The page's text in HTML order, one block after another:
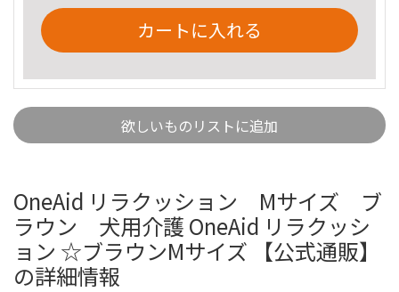
カートに入れる
欲しいものリストに追加
OneAid リラクッション Mサイズ ブ
ラウン 犬用介護 OneAid リラクッシ
ョン ☆ブラウンMサイズ 【公式通販】
の詳細情報